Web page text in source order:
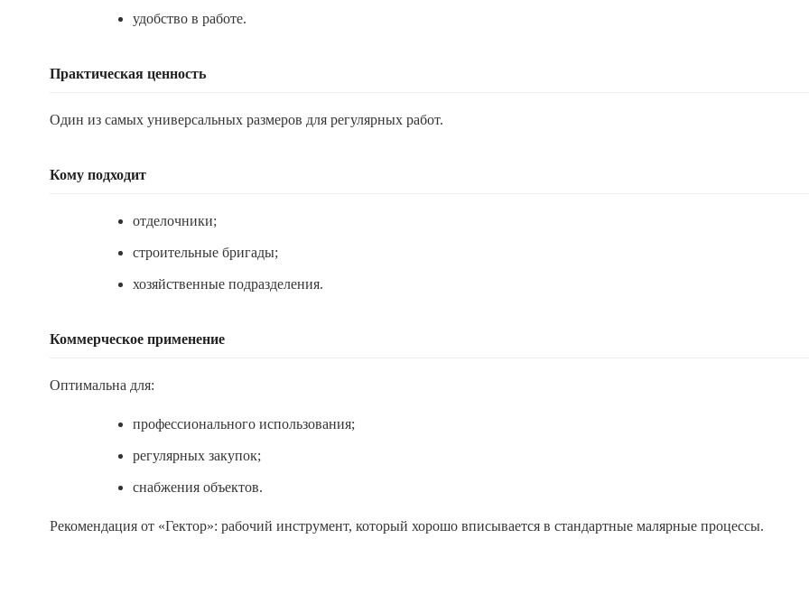
удобство в работе.
Практическая ценность
Один из самых универсальных размеров для регулярных работ.
Кому подходит
отделочники;
строительные бригады;
хозяйственные подразделения.
Коммерческое применение
Оптимальна для:
профессионального использования;
регулярных закупок;
снабжения объектов.
Рекомендация от «Гектор»: рабочий инструмент, который хорошо вписывается в стандартные малярные процессы.